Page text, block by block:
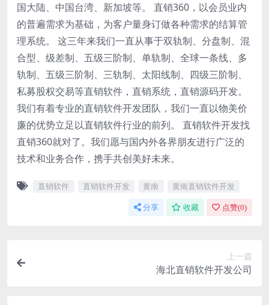
国大陆、中国台湾、新加坡等。 直销360，以会员业内
的普遍需求为基础，为客户量身订做各种需求的结算管
理系统。 这三年来我们一直从事于双轨制、分盘制、混
合型、级差制、五级三阶制、单轨制、全球一条线、多
轨制、五级三阶制、三轨制、太阳线制、四级三阶制、
私募股权交易等直销软件，直销系统，直销源码开发。
我们有着专业的直销软件开发团队，我们一直以物美价
廉的优势立足以直销软件行业的前列。 直销软件开发找
直销360就对了。我们愿与国内外各界朋友进行广泛的
技术和业务合作，携手共创美好未来。
直销软件 直销软件开发 黄南 黄南直销软件开发
分享 收藏 点赞(0)
上一篇
海北直销软件开发公司